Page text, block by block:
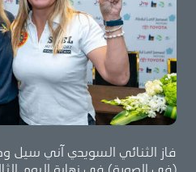
فاز الثنائي السويدي آني سيل